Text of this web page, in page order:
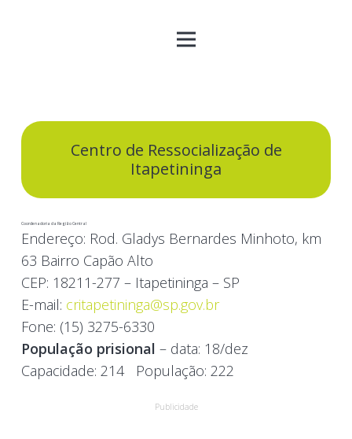
Centro de Ressocialização de
Itapetininga
Coordenadoria da Região Central
Endereço: Rod. Gladys Bernardes Minhoto, km
63 Bairro Capão Alto
CEP: 18211-277 – Itapetininga – SP
E-mail: critapetininga@sp.gov.br
Fone: (15) 3275-6330
População prisional – data: 18/dez
Capacidade: 214 População: 222
Publicidade